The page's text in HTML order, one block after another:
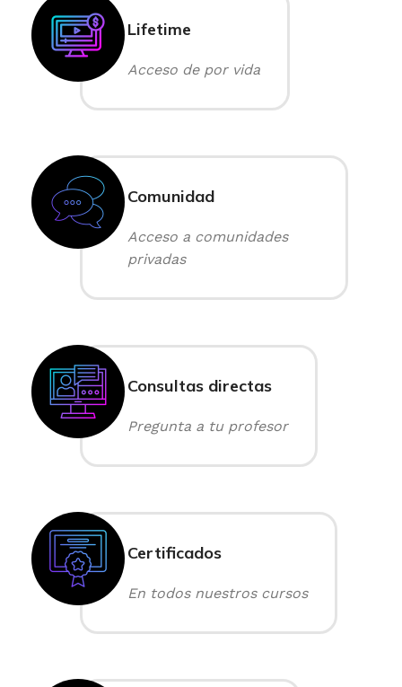
Lifetime
Acceso de por vida
Comunidad
Acceso a comunidades
privadas
Consultas directas
Pregunta a tu profesor
Certificados
En todos nuestros cursos